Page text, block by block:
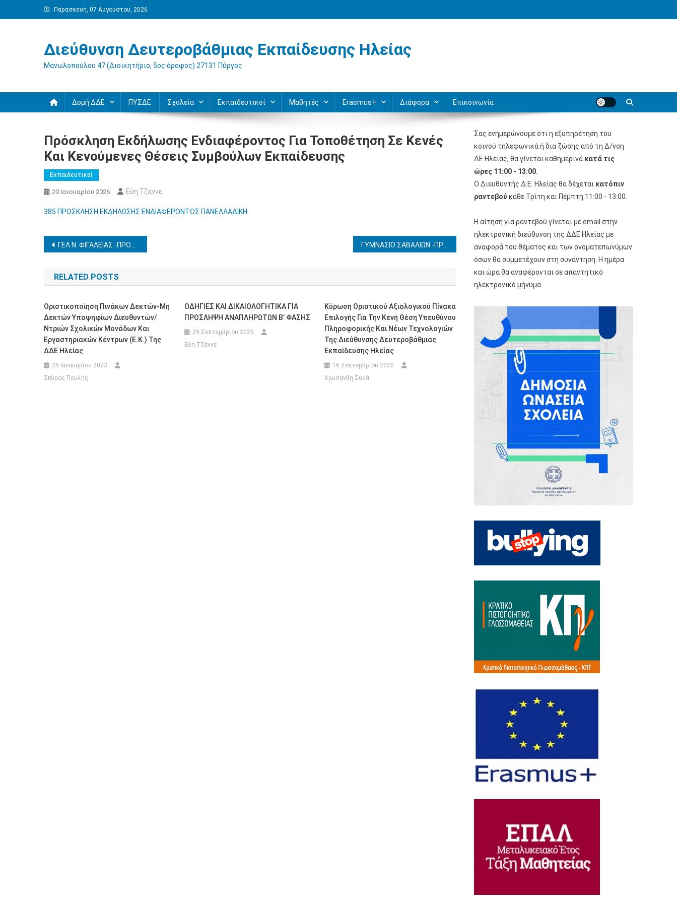
Μεταπηδήστε
στο
Παρασκευή, 07 Αυγούστου, 2026
Διεύθυνση Δευτεροβάθμιας Εκπαίδευσης Ηλείας
Μανωλοπούλου 47 (Διοικητήριο, 5ος όροφος) 27131 Πύργος
Δομή ΔΔΕ ΠΥΣΔΕ Σχολεία Εκπαιδευτικοί Μαθητές Erasmus+ Διάφορα Επικοινωνία
Πρόσκληση Εκδήλωσης Ενδιαφέροντος Για Τοποθέτηση Σε Κενές
Και Κενούμενες Θέσεις Συμβούλων Εκπαίδευσης
Εκπαιδευτικοί
20 Ιανουαρίου 2026 Εύη Τζάννε
385 ΠΡΟΣΚΛΗΣΗ ΕΚΔΗΛΩΣΗΣ ΕΝΔΙΑΦΕΡΟΝΤΟΣ ΠΑΝΕΛΛΑΔΙΚΗ
Πλοήγηση
άρθρων
ΓΕΛ Ν. ΦΙΓΑΛΕΙΑΣ -ΠΡΟΚΗΡΥΞΗ ΕΚΔΡΟΜΗΣ ΣΤΑ ΤΡΙΚΑΛΑ 1 έως 4-3-2026
RELATED POSTS
Οριστικοποίηση Πινάκων Δεκτών-Μη
Δεκτών Υποψηφίων Διευθυντών/
Ντριών Σχολικών Μονάδων Και
Εργαστηριακών Κέντρων (Ε.Κ.) Της
ΔΔΕ Ηλείας
25 Ιανουαρίου 2023
Σπύρος Πουλής
ΟΔΗΓΙΕΣ ΚΑΙ ΔΙΚΑΙΟΛΟΓΗΤΙΚΑ ΓΙΑ
ΠΡΟΣΛΗΨΗ ΑΝΑΠΛΗΡΩΤΩΝ Β’ ΦΑΣΗΣ
29 Σεπτεμβρίου 2025
Εύη Τζάννε
Κύρωση Οριστικού Αξιολογικού Πίνακα
Επιλογής Για Την Κενή Θέση Υπευθύνου
Πληροφορικής Και Νέων Τεχνολογιών
Της Διεύθυνσης Δευτεροβάθμιας
Εκπαίδευσης Ηλείας
16 Σεπτεμβρίου 2020
Χρυσάνθη Συκά
Σας ενημερώνουμε ότι η εξυπηρέτηση του
κοινού τηλεφωνικά ή δια ζώσης από τη Δ/νση
ΔΕ Ηλείας, θα γίνεται καθημερινά κατά τις
ώρες 11:00 - 13:00
Ο Διευθυντής Δ.Ε. Ηλείας θα δέχεται κατόπιν
ραντεβού κάθε Τρίτη και Πέμπτη 11:00 - 13:00.
Η αίτηση για ραντεβού γίνεται με email στην
ηλεκτρονική διεύθυνση της ΔΔΕ Ηλείας με
αναφορά του θέματος και των ονοματεπωνύμων
όσων θα συμμετέχουν στη συνάντηση. Η ημέρα
και ώρα θα αναφέρονται σε απαντητικό
ηλεκτρονικό μήνυμα.